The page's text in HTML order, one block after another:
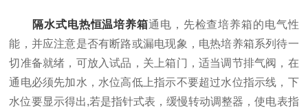
隔水式电热恒温培养箱通电，先检查培养箱的电气性
能，并应注意是否有断路或漏电现象，电热培养箱系列待一
切准备就绪，可放入试品，关上箱门，适当调节排气阀，在
通电必须先加水，水位高低上指示不要超过水位指示线，下
水位要显示得出,若是指针式表，缓慢转动调整器，使电表指